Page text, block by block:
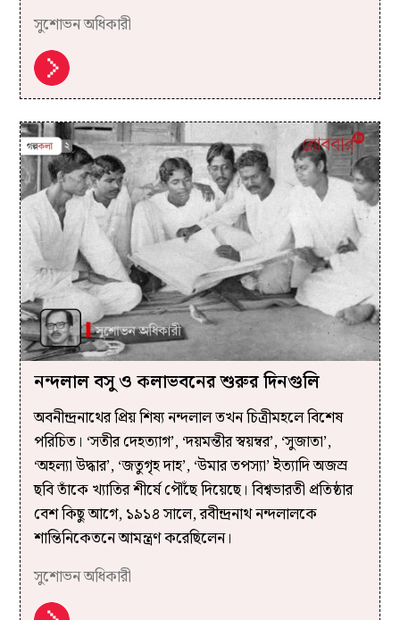
সুশোভন অধিকারী
নন্দলাল বসু ও কলাভবনের শুরুর দিনগুলি
অবনীন্দ্রনাথের প্রিয় শিষ্য নন্দলাল তখন চিত্রীমহলে বিশেষ
পরিচিত। ‘সতীর দেহত্যাগ’, ‘দয়মন্তীর স্বয়ম্বর’, ‘সুজাতা’,
‘অহল্যা উদ্ধার’, ‘জতুগৃহ দাহ’, ‘উমার তপস্যা’ ইত্যাদি অজস্র
ছবি তাঁকে খ্যাতির শীর্ষে পৌঁছে দিয়েছে। বিশ্বভারতী প্রতিষ্ঠার
বেশ কিছু আগে, ১৯১৪ সালে, রবীন্দ্রনাথ নন্দলালকে
শান্তিনিকেতনে আমন্ত্রণ করেছিলেন।
সুশোভন অধিকারী